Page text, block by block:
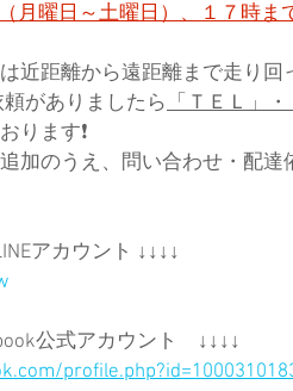
月曜日～土曜日）、１７時ま
近距離から遠距離まで走り回
がありましたら 「ＴＥＬ」
ります❗
加のうえ、問い合わせ・配
アカウント ↓↓↓↓
公式アカウント　↓↓↓↓